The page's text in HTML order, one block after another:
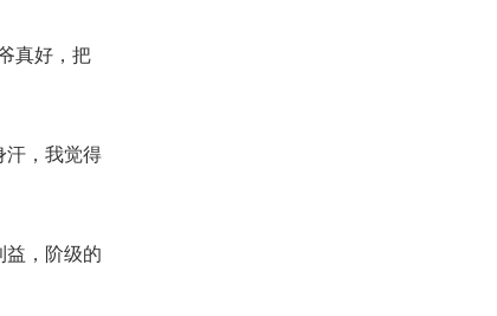
真好，把
，我觉得
，阶级的